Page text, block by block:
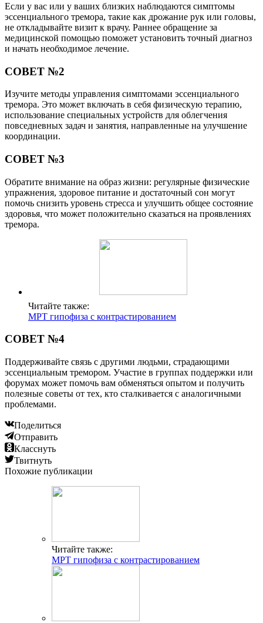
Если у вас или у ваших близких наблюдаются симптомы
эссенциального тремора, такие как дрожание рук или головы,
не откладывайте визит к врачу. Раннее обращение за
медицинской помощью поможет установить точный диагноз
и начать необходимое лечение.
СОВЕТ №2
Изучите методы управления симптомами эссенциального
тремора. Это может включать в себя физическую терапию,
использование специальных устройств для облегчения
повседневных задач и занятия, направленные на улучшение
координации.
СОВЕТ №3
Обратите внимание на образ жизни: регулярные физические
упражнения, здоровое питание и достаточный сон могут
помочь снизить уровень стресса и улучшить общее состояние
здоровья, что может положительно сказаться на проявлениях
тремора.
Читайте также:
МРТ гипофиза с контрастированием
СОВЕТ №4
Поддерживайте связь с другими людьми, страдающими
эссенциальным тремором. Участие в группах поддержки или
форумах может помочь вам обменяться опытом и получить
полезные советы от тех, кто сталкивается с аналогичными
проблемами.
Поделиться
Отправить
Класснуть
Твитнуть
Похожие публикации
Читайте также:
МРТ гипофиза с контрастированием